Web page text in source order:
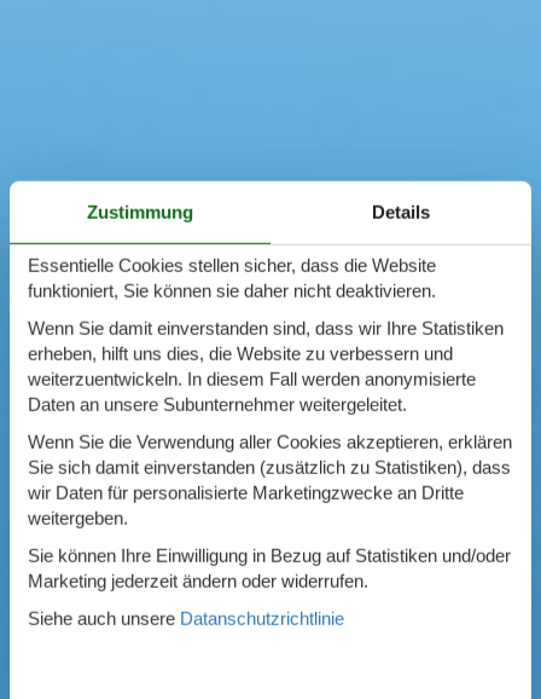
Kaminofen
Geschirrspüler
Waschmaschine
Trockner
Nichtraucher
Spiel- und Sportzimmer
Barrierefrei
Gute Angelmöglichkeiten
Klimaanlage
Ladestation für Elektroauto
Klimafreundlich
Zustimmung Details
Essentielle Cookies stellen sicher, dass die Website
funktioniert, Sie können sie daher nicht deaktivieren.
Wenn Sie damit einverstanden sind, dass wir Ihre Statistiken
erheben, hilft uns dies, die Website zu verbessern und
weiterzuentwickeln. In diesem Fall werden anonymisierte
Daten an unsere Subunternehmer weitergeleitet.
Wenn Sie die Verwendung aller Cookies akzeptieren, erklären
Sie sich damit einverstanden (zusätzlich zu Statistiken), dass
wir Daten für personalisierte Marketingzwecke an Dritte
weitergeben.
Sie können Ihre Einwilligung in Bezug auf Statistiken und/oder
Marketing jederzeit ändern oder widerrufen.
Siehe auch unsere Datanschutzrichtlinie